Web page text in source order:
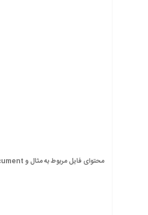
محتوای فایل مربوط به مثال و Document: